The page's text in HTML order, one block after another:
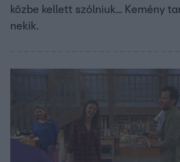
közbe kellett szólniuk... Kemény
nekik.